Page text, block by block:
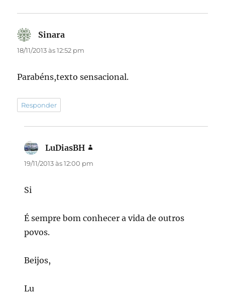
Sinara
18/11/2013 às 12:52 pm
Parabéns,texto sensacional.
Responder
LuDiasBH
19/11/2013 às 12:00 pm
Si
É sempre bom conhecer a vida de outros
povos.
Beijos,
Lu